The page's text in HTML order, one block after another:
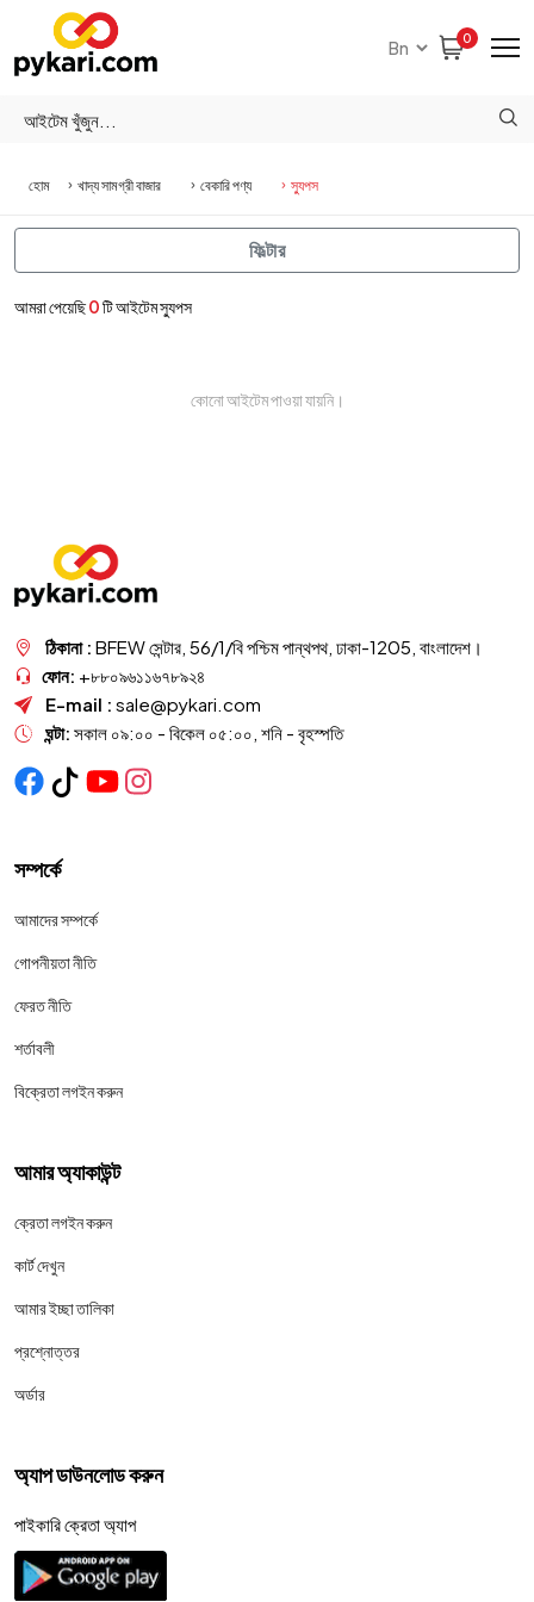
0
হোম খাদ্য সামগ্রী বাজার বেকারি পণ্য স্যুপস
আমরা পেয়েছি0টি আইটেম স্যুপস
কোনো আইটেম পাওয়া যায়নি।
ফিল্টার
ঠিকানা : BFEW সেন্টার, 56/1/বি পশ্চিম পান্থপথ, ঢাকা-1205, বাংলাদেশ।
ফোন: +৮৮০৯৬১১৬৭৮৯২৪
E-mail : sale@pykari.com
ঘন্টা: সকাল ০৯:০০ - বিকেল ০৫:০০, শনি - বৃহস্পতি
সম্পর্কে
আমাদের সম্পর্কে
গোপনীয়তা নীতি
ফেরত নীতি
শর্তাবলী
বিক্রেতা লগইন করুন
আমার অ্যাকাউন্ট
ক্রেতা লগইন করুন
কার্ট দেখুন
আমার ইচ্ছা তালিকা
প্রশ্নোত্তর
অর্ডার
অ্যাপ ডাউনলোড করুন
পাইকারি ক্রেতা অ্যাপ